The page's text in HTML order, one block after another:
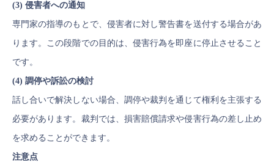
(3) 侵害者への通知
専門家の指導のもとで、侵害者に対し警告書を送付する場合があ
ります。この段階での目的は、侵害行為を即座に停止させること
です。
(4) 調停や訴訟の検討
話し合いで解決しない場合、調停や裁判を通じて権利を主張する
必要があります。裁判では、損害賠償請求や侵害行為の差し止め
を求めることができます。
注意点